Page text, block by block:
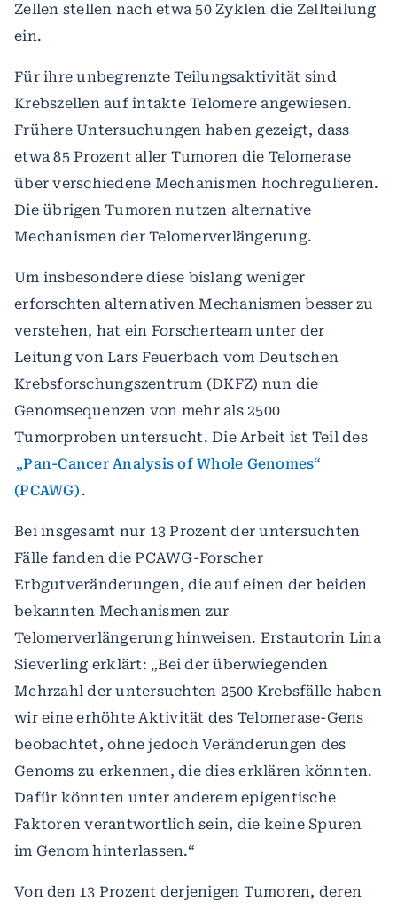
Zellen stellen nach etwa 50 Zyklen die Zellteilung
ein.
Für ihre unbegrenzte Teilungsaktivität sind
Krebszellen auf intakte Telomere angewiesen.
Frühere Untersuchungen haben gezeigt, dass
etwa 85 Prozent aller Tumoren die Telomerase
über verschiedene Mechanismen hochregulieren.
Die übrigen Tumoren nutzen alternative
Mechanismen der Telomerverlängerung.
Um insbesondere diese bislang weniger
erforschten alternativen Mechanismen besser zu
verstehen, hat ein Forscherteam unter der
Leitung von Lars Feuerbach vom Deutschen
Krebsforschungszentrum (DKFZ) nun die
Genomsequenzen von mehr als 2500
Tumorproben untersucht. Die Arbeit ist Teil des
„Pan-Cancer Analysis of Whole Genomes“
(PCAWG) .
Bei insgesamt nur 13 Prozent der untersuchten
Fälle fanden die PCAWG-Forscher
Erbgutveränderungen, die auf einen der beiden
bekannten Mechanismen zur
Telomerverlängerung hinweisen. Erstautorin Lina
Sieverling erklärt: „Bei der überwiegenden
Mehrzahl der untersuchten 2500 Krebsfälle haben
wir eine erhöhte Aktivität des Telomerase-Gens
beobachtet, ohne jedoch Veränderungen des
Genoms zu erkennen, die dies erklären könnten.
Dafür könnten unter anderem epigentische
Faktoren verantwortlich sein, die keine Spuren
im Genom hinterlassen.“
Von den 13 Prozent derjenigen Tumoren, deren